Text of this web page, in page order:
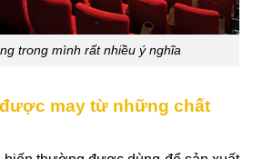
trong mình rất nhiều ý nghĩa
may từ những chất